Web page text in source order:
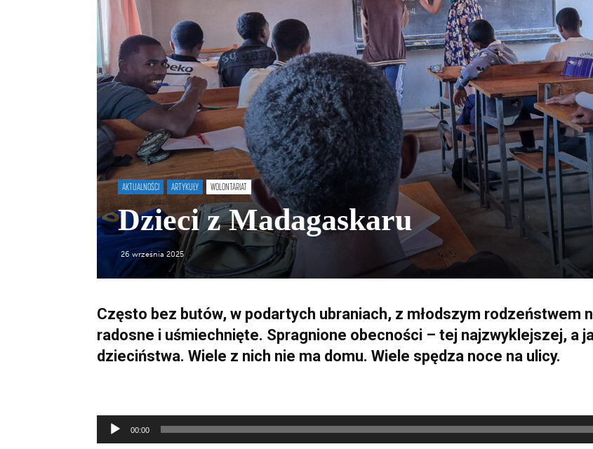
AKTUALNOŚCI ARTYKUŁY WOLONTARIAT
Dzieci z Madagaskaru
26 września 2025
Często bez butów, w podartych ubraniach, z młodszym rodzeństwem
radosne i uśmiechnięte. Spragnione obecności – tej najzwyklejszej, a
dzieciństwa. Wiele z nich nie ma domu. Wiele spędza noce na ulicy.
Odtwarzacz
plików
00:00